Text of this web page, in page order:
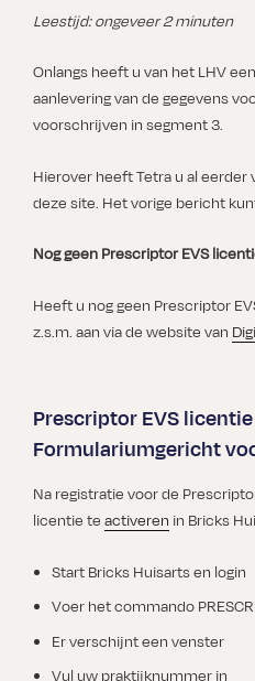
(Twitter)
Leestijd: ongeveer 2 minuten
Onlangs heeft u van het LHV
aanlevering van de gegevens
voorschrijven in segment 3.
Hierover heeft Tetra u al
deze site. Het vorige bericht
Nog geen Prescriptor EVS
Heeft u nog geen Prescriptor
z.s.m. aan via de website van
Prescriptor EVS
Formulariumgericht
Na registratie voor de
licentie te activeren in Bricks
Start Bricks Huisarts en login
Voer het commando
Er verschijnt een venster
Vul uw praktijknummer in